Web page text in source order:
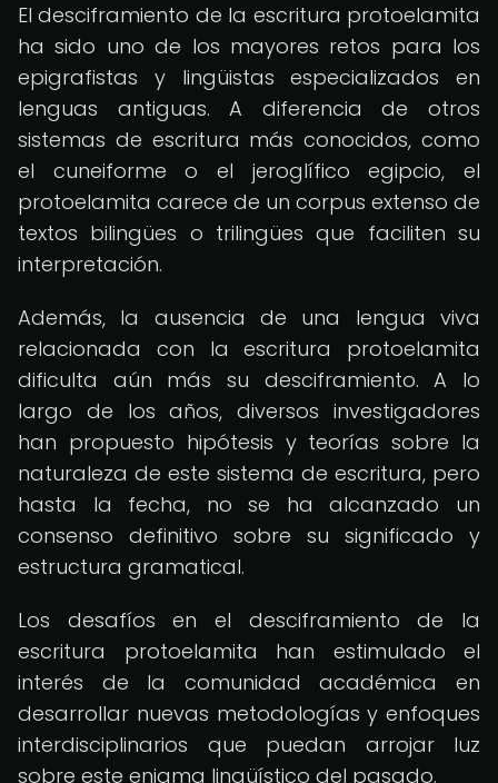
El desciframiento de la escritura protoelamita
ha sido uno de los mayores retos para los
epigrafistas y lingüistas especializados en
lenguas antiguas. A diferencia de otros
sistemas de escritura más conocidos, como
el cuneiforme o el jeroglífico egipcio, el
protoelamita carece de un corpus extenso de
textos bilingües o trilingües que faciliten su
interpretación.
Además, la ausencia de una lengua viva
relacionada con la escritura protoelamita
dificulta aún más su desciframiento. A lo
largo de los años, diversos investigadores
han propuesto hipótesis y teorías sobre la
naturaleza de este sistema de escritura, pero
hasta la fecha, no se ha alcanzado un
consenso definitivo sobre su significado y
estructura gramatical.
Los desafíos en el desciframiento de la
escritura protoelamita han estimulado el
interés de la comunidad académica en
desarrollar nuevas metodologías y enfoques
interdisciplinarios que puedan arrojar luz
sobre este enigma lingüístico del pasado.